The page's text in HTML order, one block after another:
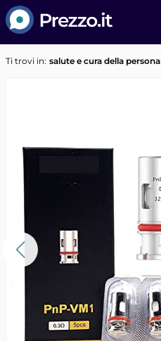
Prezzo.it
Ti trovi in: salute e cura della persona